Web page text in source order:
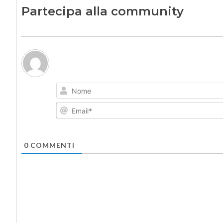
Partecipa alla community
0COMMENTI